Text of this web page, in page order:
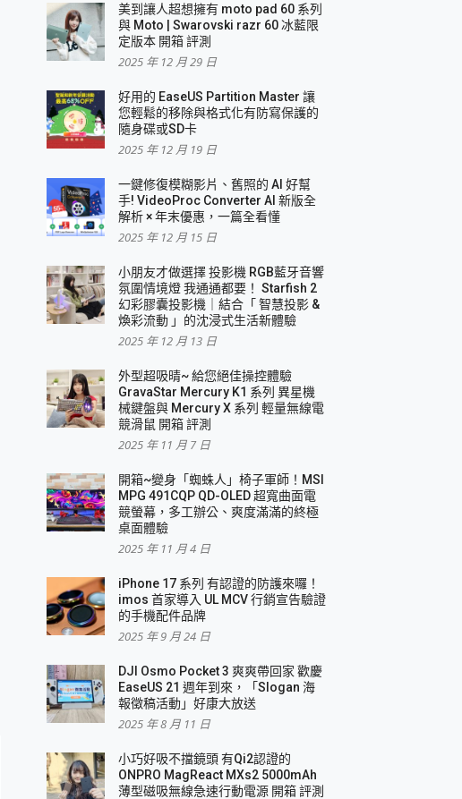
美到讓人超想擁有 moto pad 60 系列
與 Moto | Swarovski razr 60 冰藍限
定版本 開箱 評測
2025 年 12 月 29 日
好用的 EaseUS Partition Master 讓
您輕鬆的移除與格式化有防寫保護的
隨身碟或SD卡
2025 年 12 月 19 日
一鍵修復模糊影片、舊照的 AI 好幫
手! VideoProc Converter AI 新版全
解析 × 年末優惠，一篇全看懂
2025 年 12 月 15 日
小朋友才做選擇 投影機 RGB藍牙音響
氛圍情境燈 我通通都要！ Starfish 2
幻彩膠囊投影機｜結合「 智慧投影 &
煥彩流動 」的沈浸式生活新體驗
2025 年 12 月 13 日
外型超吸晴~ 給您絕佳操控體驗
GravaStar Mercury K1 系列 異星機
械鍵盤與 Mercury X 系列 輕量無線電
競滑鼠 開箱 評測
2025 年 11 月 7 日
開箱~變身「蜘蛛人」椅子軍師！MSI
MPG 491CQP QD-OLED 超寬曲面電
競螢幕，多工辦公、爽度滿滿的終極
桌面體驗
2025 年 11 月 4 日
iPhone 17 系列 有認證的防護來囉！
imos 首家導入 UL MCV 行銷宣告驗證
的手機配件品牌
2025 年 9 月 24 日
DJI Osmo Pocket 3 爽爽帶回家 歡慶
EaseUS 21 週年到來，「Slogan 海
報徵稿活動」好康大放送
2025 年 8 月 11 日
小巧好吸不擋鏡頭 有Qi2認證的
ONPRO MagReact MXs2 5000mAh
薄型磁吸無線急速行動電源 開箱 評測